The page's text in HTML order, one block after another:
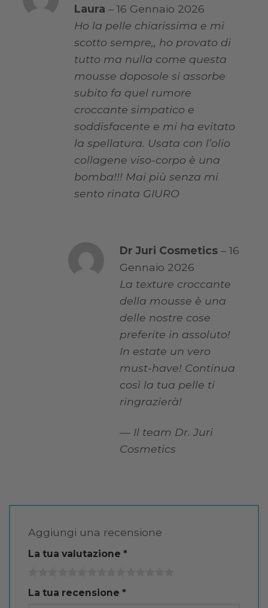
Valutato
su 5
Laura– 16 Gennaio 2026
Ho la pelle chiarissima e mi
scotto sempre,, ho provato di
tutto ma nulla come questa
mousse doposole si assorbe
subito fa quel rumore
croccante simpatico e
soddisfacente e mi ha evitato
la spellatura. Usata con l’olio
collagene viso-corpo è una
bomba!!! Mai più senza mi
sento rinata GIURO
Dr Juri Cosmetics – 16
Gennaio 2026
La texture croccante
della mousse è una
delle nostre cose
preferite in assoluto!
In estate un vero
must-have! Continua
così la tua pelle ti
ringrazierà!
— Il team Dr. Juri
Cosmetics
Aggiungi una recensione
La tua valutazione *
La tua recensione *